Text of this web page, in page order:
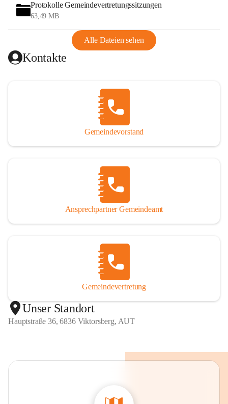
Protokolle Gemeindevertretungssitzungen
63,49 MB
Alle Dateien sehen
Kontakte
Gemeindevorstand
Ansprechpartner Gemeindeamt
Gemeindevertretung
Unser Standort
Hauptstraße 36, 6836 Viktorsberg, AUT